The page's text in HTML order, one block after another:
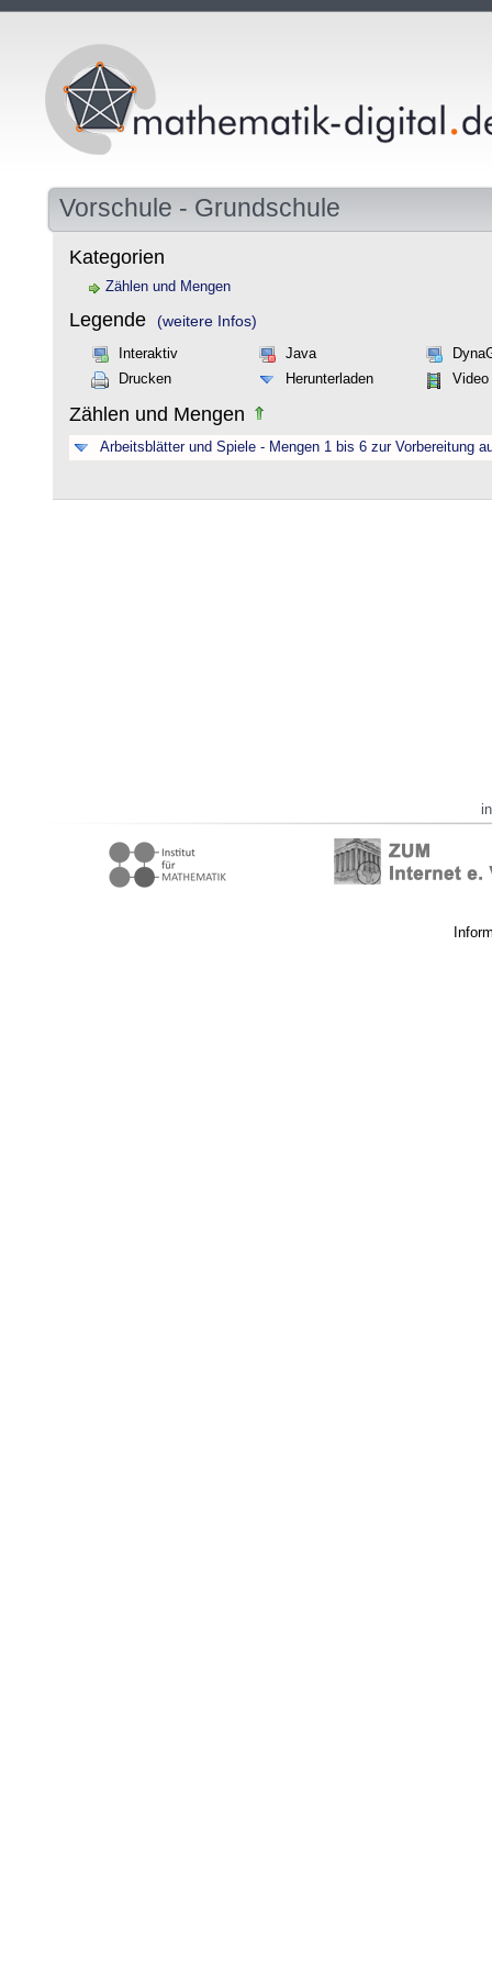
Vorschule - Grundschule
Kategorien
Zählen und Mengen
Legende (weitere Infos)
Interaktiv Java
Drucken
Herunterladen Video
Zählen und Mengen
Arbeitsblätter und Spiele - Mengen 1 bis 6 zur Vorbereitung